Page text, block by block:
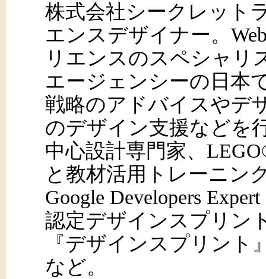
株式会社シークレット
エンスデザイナー。
リエンスのスペシャリ
エージェンシーの日本
戦略のアドバイスやデ
のデザイン支援などを
中心設計専門家、
と教材活用トレーニン
Google Developers
認定デザインスプリン
『デザインスプリン
など。